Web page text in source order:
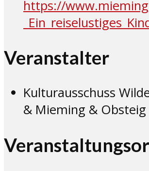
https://
Veranstalter
Kulturausschuss
& Mieming & Obsteig